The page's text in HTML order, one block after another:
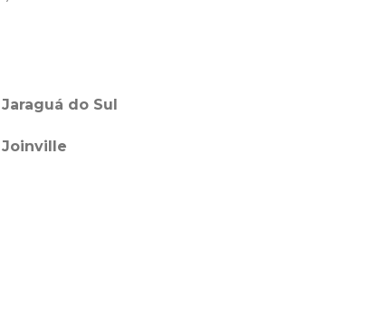
Jaraguá do Sul
Joinville